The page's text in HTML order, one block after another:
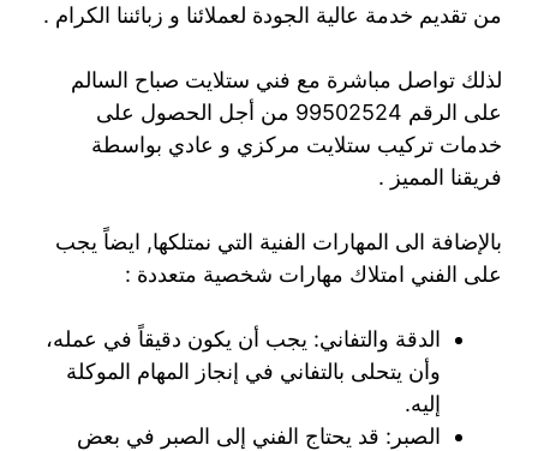
من تقديم خدمة عالية الجودة لعملائنا و زبائننا الكرام .
لذلك تواصل مباشرة مع فني ستلايت صباح السالم
على الرقم 99502524 من أجل الحصول على
خدمات تركيب ستلايت مركزي و عادي بواسطة
فريقنا المميز .
بالإضافة الى المهارات الفنية التي نمتلكها, ايضاً يجب
على الفني امتلاك مهارات شخصية متعددة :
الدقة والتفاني: يجب أن يكون دقيقاً في عمله،
وأن يتحلى بالتفاني في إنجاز المهام الموكلة
إليه.
الصبر: قد يحتاج الفني إلى الصبر في بعض